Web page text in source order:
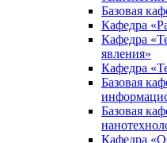
Базовая
Кафедра
Кафедра
явления»
Кафедра
Базовая
Базовая
Кафедра